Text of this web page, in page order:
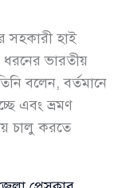
সহকারী হাই
ধরনের ভারতীয়
বলেন, বর্তমানে
এবং ভ্রমণ
চালু করতে